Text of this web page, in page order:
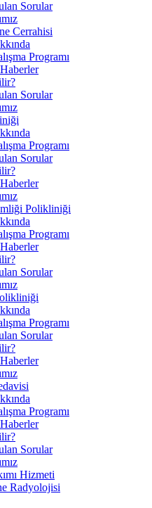
Sorular
Cerrahisi
Programı
Sorular
Programı
Sorular
Polikliniği
Programı
Sorular
Programı
Sorular
Programı
Sorular
Hizmeti
Radyolojisi